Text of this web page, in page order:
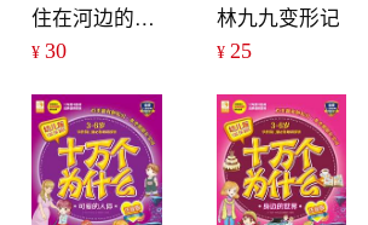
住在河边的小猫们
¥30
林九九变形记
¥ 25